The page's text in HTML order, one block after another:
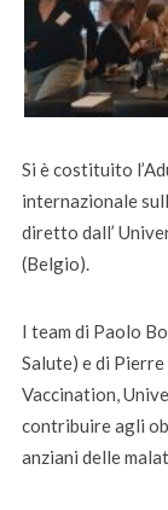
Si è costituito
internazionale
diretto dall’
(Belgio).
I team di Paolo
Salute) e di
Vaccination,
contribuire agli
anziani delle